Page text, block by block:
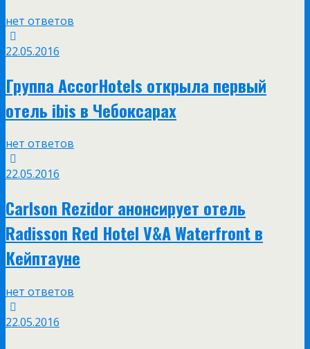
нет ответов
22.05.2016
Группа AccorHotels открыла первый
отель ibis в Чебоксарах
нет ответов
22.05.2016
Carlson Rezidor анонсирует отель
Radisson Red Hotel V&A Waterfront в
Кейптауне
нет ответов
22.05.2016